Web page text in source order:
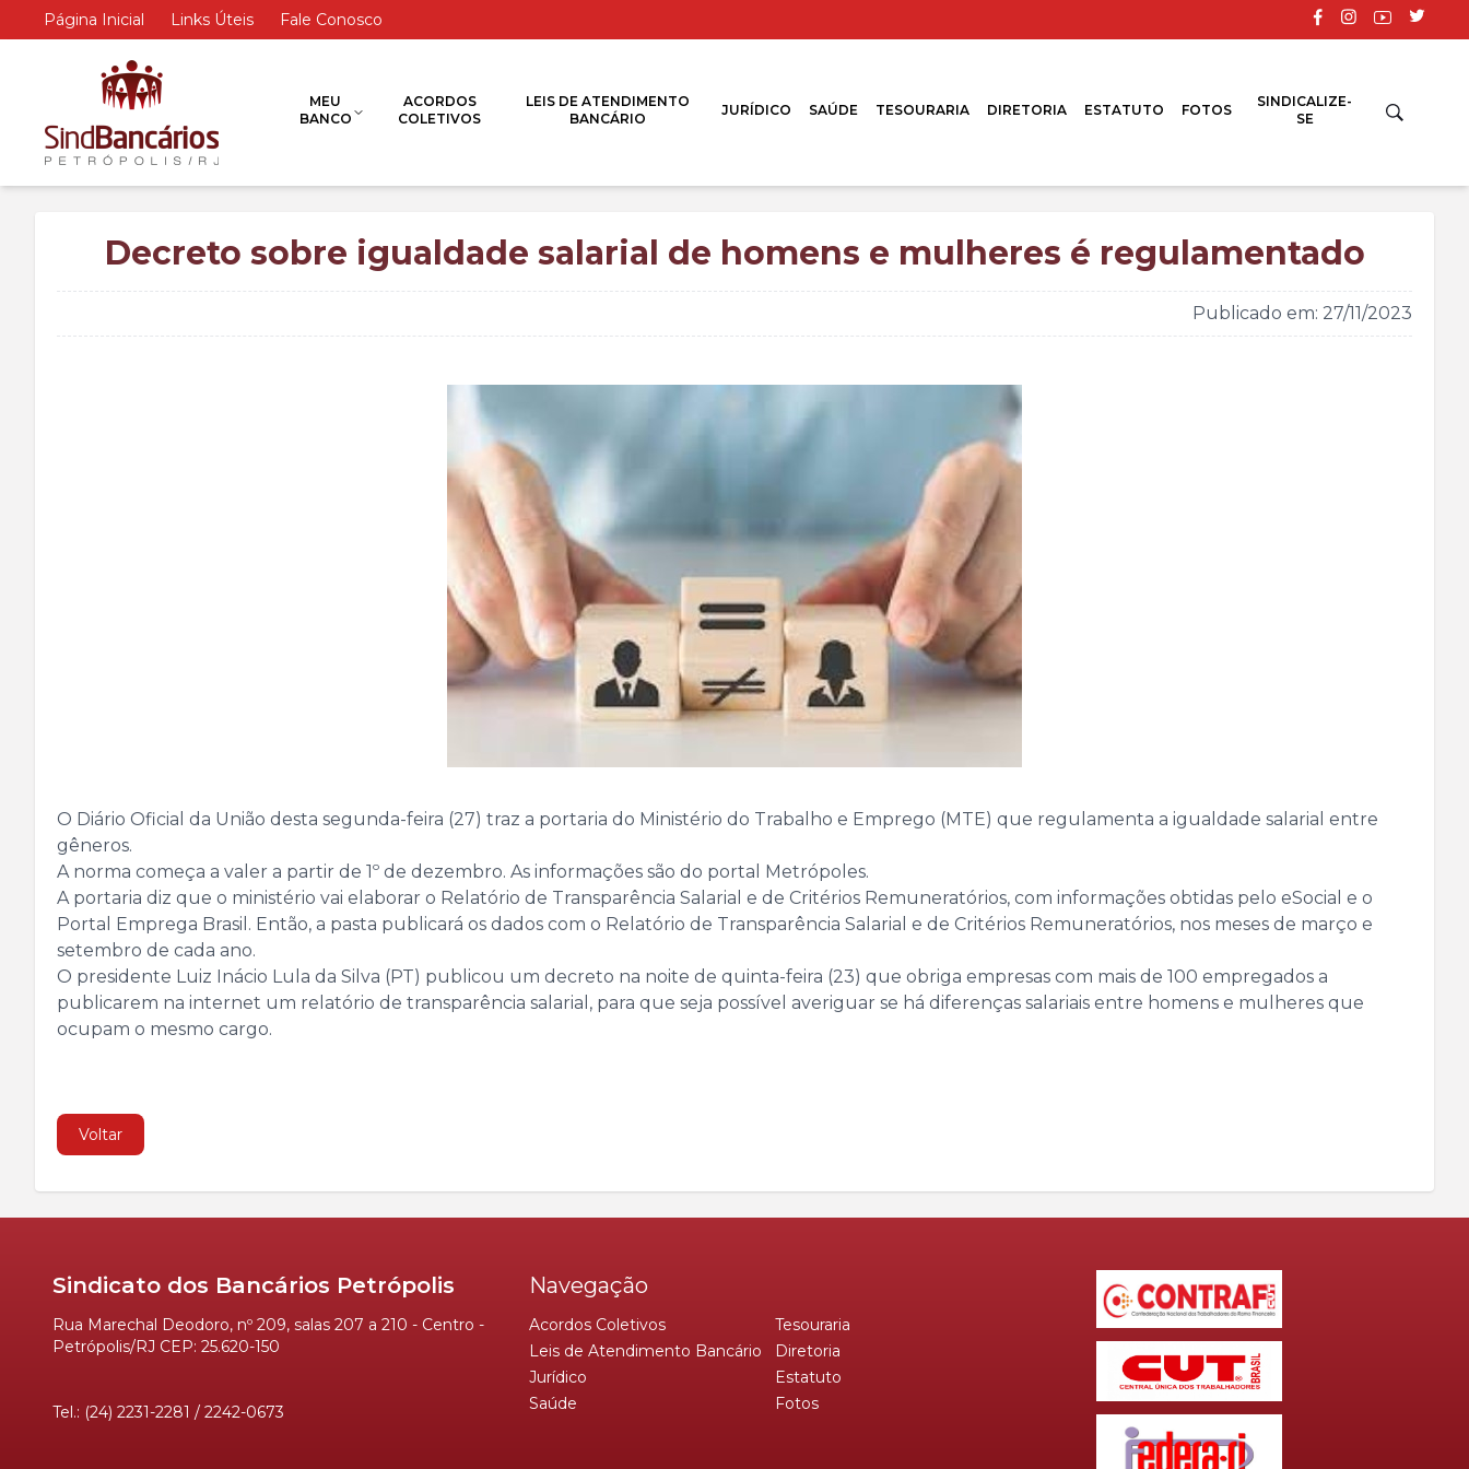
Página Inicial Links Úteis Fale Conosco
MEU
BANCO
ACORDOS
COLETIVOS
LEIS DE ATENDIMENTO
BANCÁRIO
JURÍDICO SAÚDE TESOURARIA DIRETORIA ESTATUTO FOTOS
SINDICALIZE-
SE
Decreto sobre igualdade salarial de homens e mulheres é regulamentado
Publicado em: 27/11/2023
O Diário Oficial da União desta segunda-feira (27) traz a portaria do Ministério do Trabalho e Emprego (MTE) que regulamenta a igualdade salarial entre
gêneros.
A norma começa a valer a partir de 1º de dezembro. As informações são do portal Metrópoles.
A portaria diz que o ministério vai elaborar o Relatório de Transparência Salarial e de Critérios Remuneratórios, com informações obtidas pelo eSocial e o
Portal Emprega Brasil. Então, a pasta publicará os dados com o Relatório de Transparência Salarial e de Critérios Remuneratórios, nos meses de março e
setembro de cada ano.
O presidente Luiz Inácio Lula da Silva (PT) publicou um decreto na noite de quinta-feira (23) que obriga empresas com mais de 100 empregados a
publicarem na internet um relatório de transparência salarial, para que seja possível averiguar se há diferenças salariais entre homens e mulheres que
ocupam o mesmo cargo.
Voltar
Sindicato dos Bancários Petrópolis
Rua Marechal Deodoro, nº 209, salas 207 a 210 - Centro -
Petrópolis/RJ CEP: 25.620-150
Tel.: (24) 2231-2281 / 2242-0673
Navegação
Acordos Coletivos
Leis de Atendimento Bancário
Jurídico
Saúde
Tesouraria
Diretoria
Estatuto
Fotos